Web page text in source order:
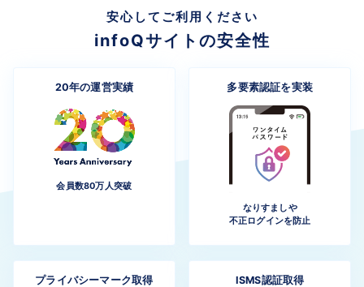
安心してご利用ください
infoQサイトの安全性
20年の運営実績
会員数80万人突破
多要素認証を実装
なりすましや
不正ログインを防止
プライバシーマーク取得 ISMS認証取得